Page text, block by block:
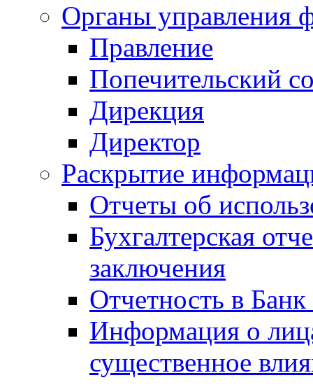
Органы управления
Правление
Попечительский
Дирекция
Директор
Раскрытие
Отчеты об
Бухгалтерская
заключения
Отчетность в
Информация о
существенное